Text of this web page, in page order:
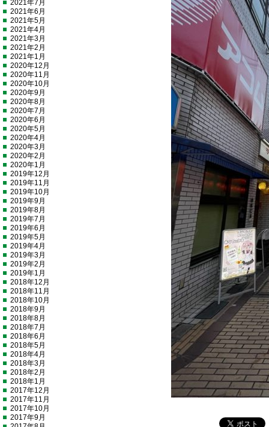
2021年7月
2021年6月
2021年5月
2021年4月
2021年3月
2021年2月
2021年1月
2020年12月
2020年11月
2020年10月
2020年9月
2020年8月
2020年7月
2020年6月
2020年5月
2020年4月
2020年3月
2020年2月
2020年1月
2019年12月
2019年11月
2019年10月
2019年9月
2019年8月
2019年7月
2019年6月
2019年5月
2019年4月
2019年3月
2019年2月
2019年1月
2018年12月
2018年11月
2018年10月
2018年9月
2018年8月
2018年7月
2018年6月
2018年5月
2018年4月
2018年3月
2018年2月
2018年1月
2017年12月
2017年11月
2017年10月
2017年9月